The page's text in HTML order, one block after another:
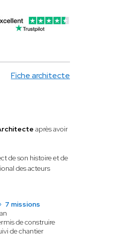
Fiche architecte
après avoir
de son histoire et de
des acteurs
7 missions
de construire
de chantier